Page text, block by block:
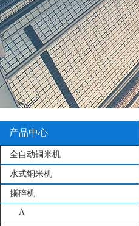
产品中心
全自动铜米机
水式铜米机
撕碎机
A